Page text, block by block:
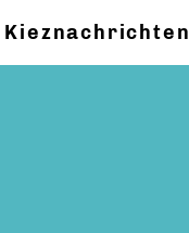
Kieznachrichten